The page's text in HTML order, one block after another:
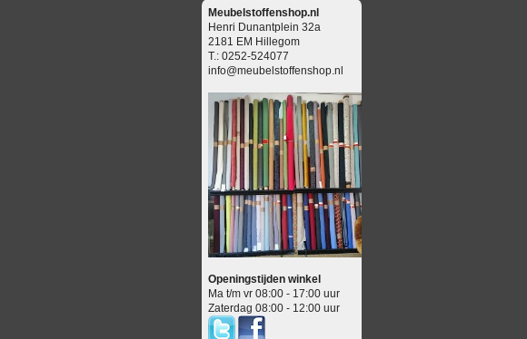
Meubelstoffenshop.nl
Henri Dunantplein 32a
2181 EM Hillegom
T.: 0252-524077
info@meubelstoffenshop.nl
Openingstijden winkel
Ma t/m vr 08:00 - 17:00 uur
Zaterdag 08:00 - 12:00 uur